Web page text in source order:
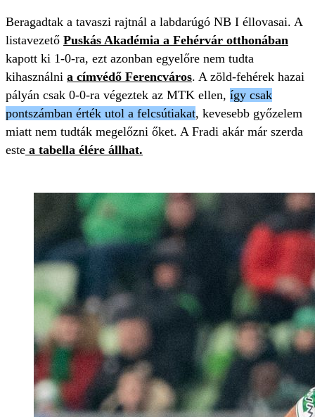
Beragadtak a tavaszi rajtnál a labdarúgó NB I éllovasai. A
listavezető Puskás Akadémia a Fehérvár otthonában
kapott ki 1-0-ra, ezt azonban egyelőre nem tudta
kihasználni a címvédő Ferencváros. A zöld-fehérek hazai
pályán csak 0-0-ra végeztek az MTK ellen, így csak
pontszámban érték utol a felcsútiakat, kevesebb győzelem
miatt nem tudták megelőzni őket. A Fradi akár már szerda
este a tabella élére állhat.